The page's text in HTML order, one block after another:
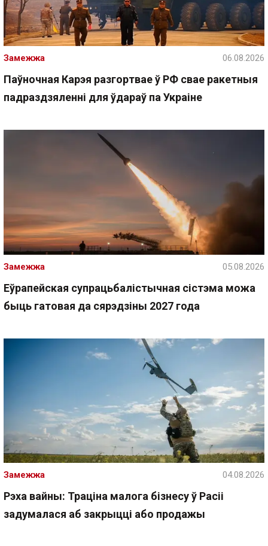
Паўночная Карэя разгортвае ў РФ свае ракетныя
падраздзяленні для ўдараў па Украіне
Замежжа 06.08.2026
Еўрапейская супрацьбалістычная сістэма можа
быць гатовая да сярэдзіны 2027 года
Замежжа 05.08.2026
Рэха вайны: Траціна малога бізнесу ў Расіі
задумалася аб закрыцці або продажы
Замежжа 04.08.2026